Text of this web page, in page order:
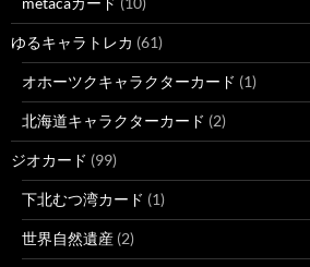
ゆるキャラトレカ (61)
オホーツクキャラクターカード (1)
北海道キャラクターカード (2)
ジオカード (99)
下北むつ湾カード (1)
世界自然遺産 (2)